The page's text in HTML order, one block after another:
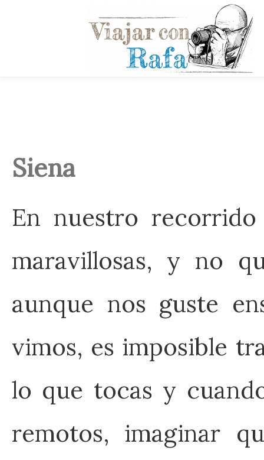
Siena
En nuestro
maravillosas, y no
aunque nos guste
vimos, es imposible
lo que tocas y
remotos, imaginar